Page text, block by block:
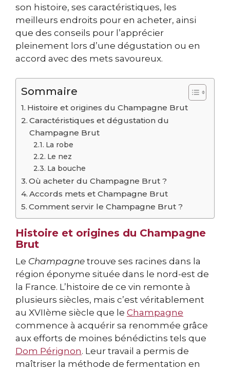
son histoire, ses caractéristiques, les
meilleurs endroits pour en acheter, ainsi
que des conseils pour l’apprécier
pleinement lors d’une dégustation ou en
accord avec des mets savoureux.
Sommaire
Histoire et origines du Champagne Brut
Caractéristiques et dégustation du
Champagne Brut
La robe
Le nez
La bouche
Où acheter du Champagne Brut ?
Accords mets et Champagne Brut
Comment servir le Champagne Brut ?
Histoire et origines du Champagne
Brut
Le Champagne trouve ses racines dans la
région éponyme située dans le nord-est de
la France. L’histoire de ce vin remonte à
plusieurs siècles, mais c’est véritablement
au XVIIème siècle que le Champagne
commence à acquérir sa renommée grâce
aux efforts de moines bénédictins tels que
Dom Pérignon. Leur travail a permis de
maîtriser la méthode de fermentation en